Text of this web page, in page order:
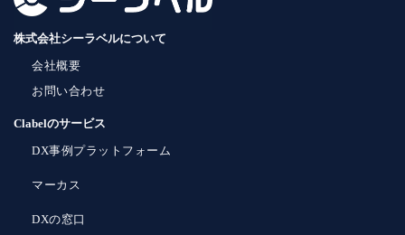
株式会社シーラベルについて
会社概要
お問い合わせ
Clabelのサービス
DX事例プラットフォーム
マーカス
DXの窓口